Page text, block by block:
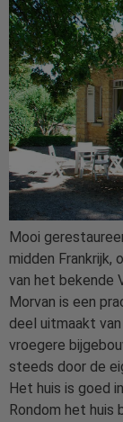
Mooi
midden Frankrijk,
van het bekende
Morvan is een
deel uitmaakt
vroegere
steeds door de
Het huis is goed
Rondom het huis